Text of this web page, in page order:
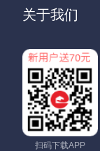
关于我们
扫码下载APP